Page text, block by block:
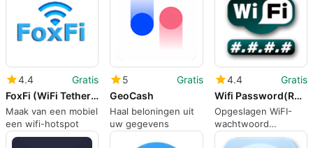
4.4
Gratis
FoxFi (WiFi Tether w/o Root)
Maak van een mobiel
een wifi-hotspot
5
Gratis
GeoCash
Haal beloningen uit
uw gegevens
4.4
Gratis
Wifi Password(ROOT)
Opgeslagen WiFI-
wachtwoord
weergeven